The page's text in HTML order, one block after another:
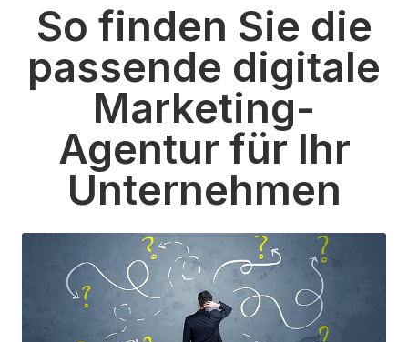
So finden Sie die
passende digitale
Marketing-
Agentur für Ihr
Unternehmen